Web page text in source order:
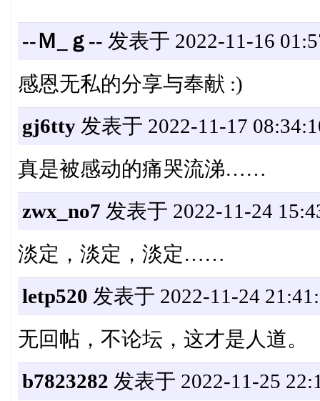
--Ｍ_ｇ-- 发表于 2022-11-16
感恩无私的分享与奉献 :)
gj6tty发表于 2022-11-17
真是被感动的痛哭流涕……
zwx_no7 发表于 2022-11-24
淡定，淡定，淡定……
letp520 发表于 2022-11-24
无回帖，不论坛，这才是人道。
b7823282 发表于 2022-11-25